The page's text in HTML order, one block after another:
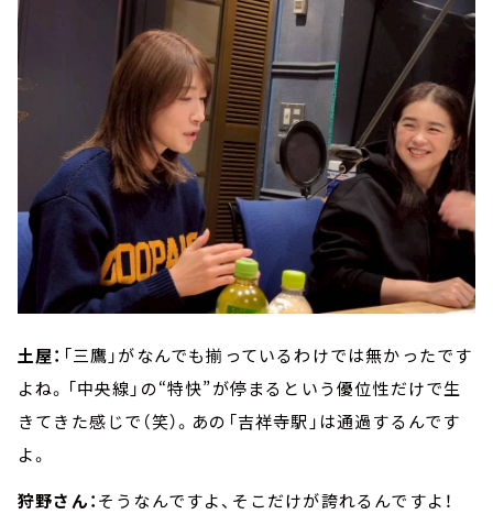
土屋： 「三鷹」がなんでも揃っているわけでは無かったです
よね。「中央線」の“特快”が停まるという優位性だけで生
きてきた感じで（笑）。あの「吉祥寺駅」は通過するんです
よ。
狩野さん：そうなんですよ、そこだけが誇れるんですよ！